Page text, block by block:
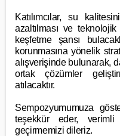
Katılımcılar, su
azaltılması ve
keşfetme şansı
korunmasına yönelik
alışverişinde bulunarak,
ortak çözümler
atılacaktır.
Sempozyumumuza
teşekkür eder,
geçirmemizi dileriz.